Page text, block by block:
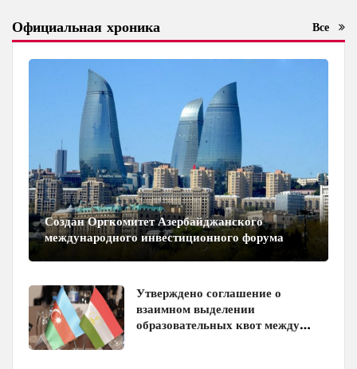
Официальная хроника Все
Создан Оргкомитет Азербайджанского
международного инвестиционного форума
Утверждено соглашение о
взаимном выделении
образовательных квот между